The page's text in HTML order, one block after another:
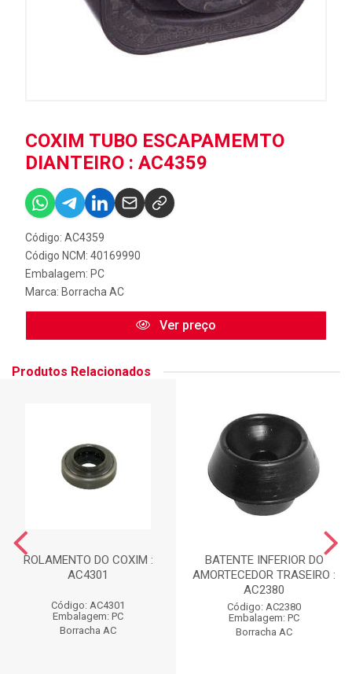
COXIM TUBO ESCAPAMEMTO
DIANTEIRO : AC4359
Código: AC4359
Código NCM: 40169990
Embalagem: PC
Marca: Borracha AC
Ver preço
Produtos Relacionados
ROLAMENTO DO COXIM :
AC4301
Código: AC4301
Embalagem: PC
Borracha AC
BATENTE INFERIOR DO
AMORTECEDOR TRASEIRO :
AC2380
Código: AC2380
Embalagem: PC
Borracha AC